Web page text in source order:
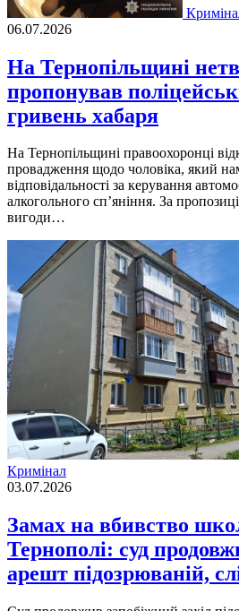
06.07.2026
На Тернопільщині
пропонував
гривень хабаря
На Тернопільщині правоохоронці
провадження щодо чоловіка, який
відповідальності за керування
алкогольного сп’яніння. За
вигоди…
Кримінал
03.07.2026
Замах на вбивство
Тернополі: суд
арешт підозрюваній,